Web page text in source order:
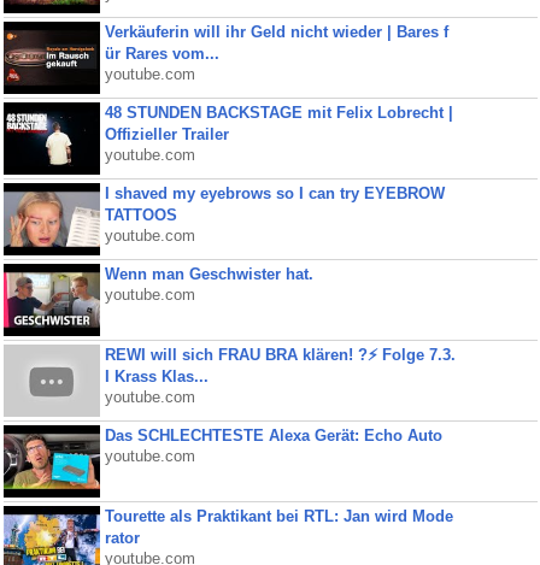
Verkäuferin will ihr Geld nicht wieder | Bares f
ür Rares vom...
youtube.com
48 STUNDEN BACKSTAGE mit Felix Lobrecht |
Offizieller Trailer
youtube.com
I shaved my eyebrows so I can try EYEBROW
TATTOOS
youtube.com
Wenn man Geschwister hat.
youtube.com
REWI will sich FRAU BRA klären! ?⚡️ Folge 7.3.
I Krass Klas...
youtube.com
Das SCHLECHTESTE Alexa Gerät: Echo Auto
youtube.com
Tourette als Praktikant bei RTL: Jan wird Mode
rator
youtube.com